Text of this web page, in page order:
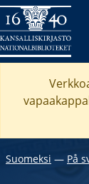
Suomeksi ― På